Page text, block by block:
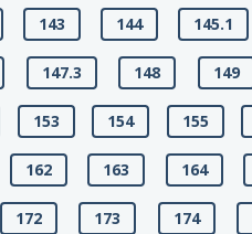
143 144 145.1
147.3 148 149
153 154 155
162 163 164
172 173 174